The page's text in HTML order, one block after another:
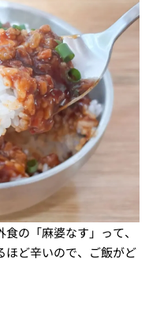
の「麻婆なす」って、
ほど辛いので、ご飯がど